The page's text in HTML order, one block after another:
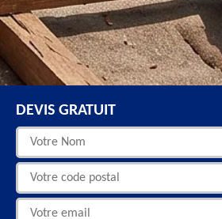
DEVIS GRATUIT